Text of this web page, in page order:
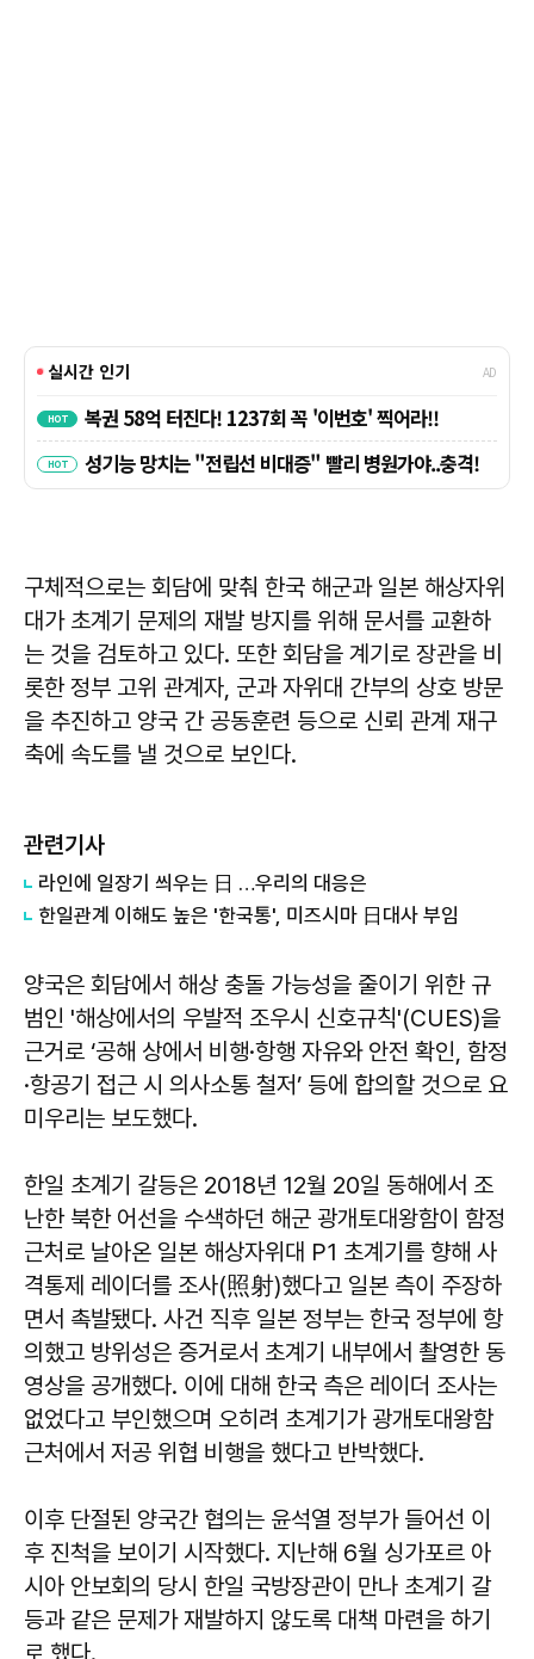
구체적으로는 회담에 맞춰 한국 해군과 일본 해상자위
대가 초계기 문제의 재발 방지를 위해 문서를 교환하
는 것을 검토하고 있다. 또한 회담을 계기로 장관을 비
롯한 정부 고위 관계자, 군과 자위대 간부의 상호 방문
을 추진하고 양국 간 공동훈련 등으로 신뢰 관계 재구
축에 속도를 낼 것으로 보인다.
관련기사
라인에 일장기 씌우는 日 …우리의 대응은
한일관계 이해도 높은 '한국통', 미즈시마 日대사 부임
양국은 회담에서 해상 충돌 가능성을 줄이기 위한 규
범인 '해상에서의 우발적 조우시 신호규칙'(CUES)을
근거로 ‘공해 상에서 비행·항행 자유와 안전 확인, 함정
·항공기 접근 시 의사소통 철저’ 등에 합의할 것으로 요
미우리는 보도했다.
한일 초계기 갈등은 2018년 12월 20일 동해에서 조
난한 북한 어선을 수색하던 해군 광개토대왕함이 함정
근처로 날아온 일본 해상자위대 P1 초계기를 향해 사
격통제 레이더를 조사(照射)했다고 일본 측이 주장하
면서 촉발됐다. 사건 직후 일본 정부는 한국 정부에 항
의했고 방위성은 증거로서 초계기 내부에서 촬영한 동
영상을 공개했다. 이에 대해 한국 측은 레이더 조사는
없었다고 부인했으며 오히려 초계기가 광개토대왕함
근처에서 저공 위협 비행을 했다고 반박했다.
이후 단절된 양국간 협의는 윤석열 정부가 들어선 이
후 진척을 보이기 시작했다. 지난해 6월 싱가포르 아
시아 안보회의 당시 한일 국방장관이 만나 초계기 갈
등과 같은 문제가 재발하지 않도록 대책 마련을 하기
로 했다.